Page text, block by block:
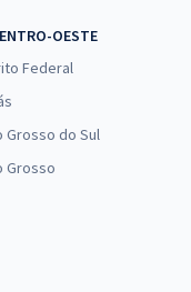
OESTE
Federal
Grosso do Sul
Grosso